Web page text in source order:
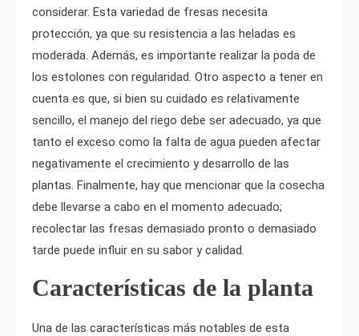
considerar. Esta variedad de fresas necesita
protección, ya que su resistencia a las heladas es
moderada. Además, es importante realizar la poda de
los estolones con regularidad. Otro aspecto a tener en
cuenta es que, si bien su cuidado es relativamente
sencillo, el manejo del riego debe ser adecuado, ya que
tanto el exceso como la falta de agua pueden afectar
negativamente el crecimiento y desarrollo de las
plantas. Finalmente, hay que mencionar que la cosecha
debe llevarse a cabo en el momento adecuado;
recolectar las fresas demasiado pronto o demasiado
tarde puede influir en su sabor y calidad.
Características de la planta
Una de las características más notables de esta